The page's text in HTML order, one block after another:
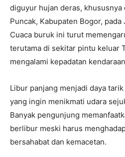
diguyur hujan deras, khususnya
Puncak, Kabupaten Bogor,
Cuaca buruk ini turut
terutama di sekitar pintu keluar
mengalami kepadatan
Libur panjang menjadi daya
yang ingin menikmati udara
Banyak pengunjung
berlibur meski harus
bersahabat dan kemacetan.